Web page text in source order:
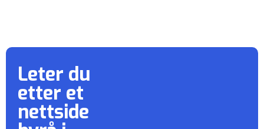
Leter du
etter et
nettside